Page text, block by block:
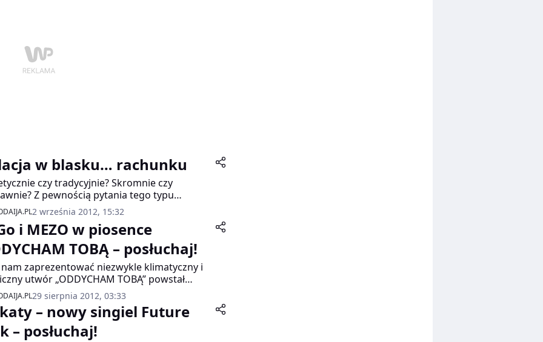
tak móc wybrać się do kina w większym
W gronie singli. A po filmie kontynuować
ucztę zmysłów? Toczyć dyskusje, śmiać
w blasku… rachunku
czy tradycyjnie? Skromnie czy
Z pewnością pytania tego typu
przez głowę wielu osób, które na
randkę wybrały się do restauracji. Portal
sprawdził, które kulinarne decyzje mogą
że pierwsza randka okaże się tą ostatnią.
2 września 2012, 15:32
i MEZO w piosence
TOBĄ – posłuchaj!
nam zaprezentować niezwykle klimatyczny i
utwór „ODDYCHAM TOBĄ” powstał
połączeniu dwóch hipnotyzujących głosów:
Sabiny SaGo i Jacka MEZO Mejera.
29 sierpnia 2012, 03:33
– nowy singiel Future
– posłuchaj!